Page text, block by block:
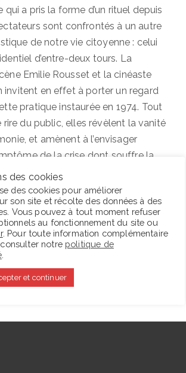
qui a pris la forme d’un rituel depuis
sont confrontés à un autre
de notre vie citoyenne : celui
d’entre-deux tours. La
Emilie Rousset et la cinéaste
invitent en effet à porter un regard
pratique instaurée en 1974. Tout
rire du public, elles révèlent la vanité
et amènent à l’envisager
de la crise dont souffre la
époque, alors que la veille, était
Capitole de Washington une fête
de vraies armes à feu…
des cookies
des cookies pour améliorer
son site et récolte des données à des
Vous pouvez à tout moment refuser
au fonctionnement du site ou
. Pour toute information complémentaire
notre politique de
.
et continuer